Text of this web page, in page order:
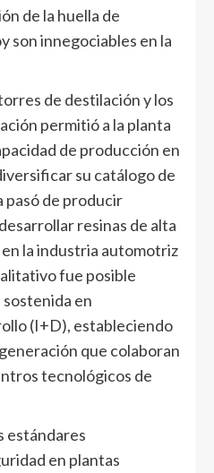
de la huella de
son innegociables en la
de destilación y los
permitió a la planta
de producción en
su catálogo de
pasó de producir
resinas de alta
la industria automotriz
fue posible
sostenida en
(I+D), estableciendo
que colaboran
tecnológicos de
estándares
en plantas